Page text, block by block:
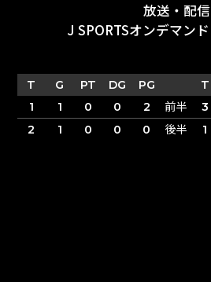
放送・配信
J SPORTSオンデマンド
T G PT DG PG T
1
1 0 0 2 前半 3
2
1 0 0 0 後半 1